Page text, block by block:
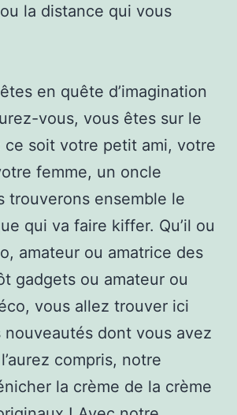
la distance qui vous
en quête d’imagination
vous, vous êtes sur le
ce soit votre petit ami, votre
femme, un oncle
trouverons ensemble le
qui va faire kiffer. Qu’il ou
amateur ou amatrice des
gadgets ou amateur ou
vous allez trouver ici
nouveautés dont vous avez
compris, notre
la crème de la crème